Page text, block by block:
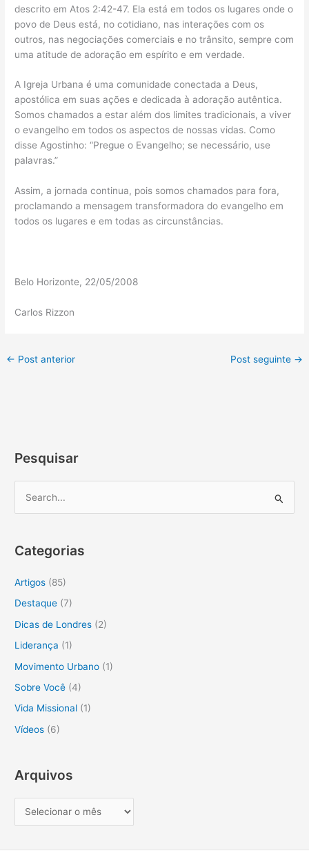
descrito em Atos 2:42-47. Ela está em todos os lugares onde o
povo de Deus está, no cotidiano, nas interações com os
outros, nas negociações comerciais e no trânsito, sempre com
uma atitude de adoração em espírito e em verdade.
A Igreja Urbana é uma comunidade conectada a Deus,
apostólica em suas ações e dedicada à adoração autêntica.
Somos chamados a estar além dos limites tradicionais, a viver
o evangelho em todos os aspectos de nossas vidas. Como
disse Agostinho: “Pregue o Evangelho; se necessário, use
palavras.”
Assim, a jornada continua, pois somos chamados para fora,
proclamando a mensagem transformadora do evangelho em
todos os lugares e em todas as circunstâncias.
Belo Horizonte, 22/05/2008
Carlos Rizzon
← Post anterior Post seguinte →
Pesquisar
q
a
r
p
o
r
:
Categorias
Artigos (85)
Destaque (7)
Dicas de Londres (2)
Liderança (1)
Movimento Urbano (1)
Sobre Você (4)
Vida Missional (1)
Vídeos (6)
Arquivos